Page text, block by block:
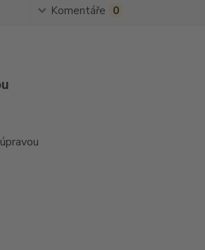
Komentáře 0